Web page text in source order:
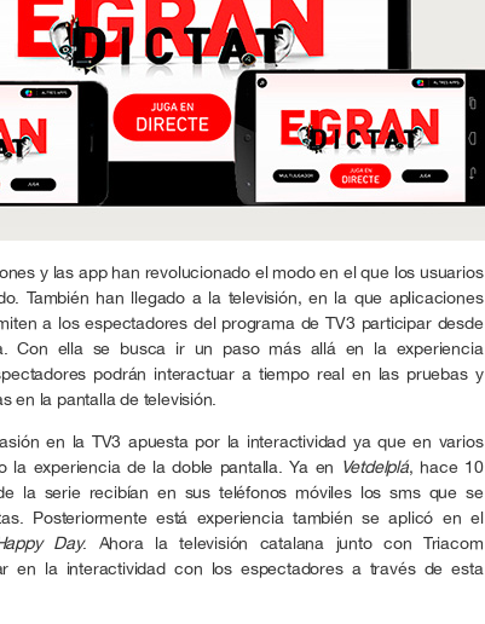
y las app han revolucionado el modo en el que los usuarios
También han llegado a la televisión, en la que aplicaciones
a los espectadores del programa de TV3 participar desde
Con ella se busca ir un paso más allá en la experiencia
podrán interactuar a tiempo real en las pruebas y
en la pantalla de televisión.
en la TV3 apuesta por la interactividad ya que en varios
la experiencia de la doble pantalla. Ya en Vetdelplá, hace 10
la serie recibían en sus teléfonos móviles los sms que se
Posteriormente está experiencia también se aplicó en el
Day. Ahora la televisión catalana junto con Triacom
en la interactividad con los espectadores a través de esta